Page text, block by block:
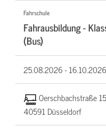
Fahrschule
Fahrausbildung -
(Bus)
25.08.2026 -16.10.2026
Oerschbachstraße
40591 Düsseldorf